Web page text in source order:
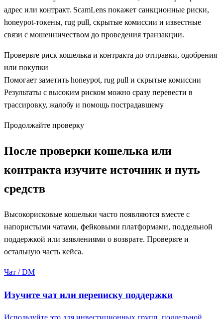
адрес или контракт. ScamLens покажет санкционные риски,
honeypot-токены, rug pull, скрытые комиссии и известные
связи с мошенничеством до проведения транзакции.
Проверьте риск кошелька и контракта до отправки, одобрения
или покупки
Помогает заметить honeypot, rug pull и скрытые комиссии
Результаты с высоким риском можно сразу перевести в
трассировку, жалобу и помощь пострадавшему
Продолжайте проверку
После проверки кошелька или
контракта изучите источник и путь
средств
Высокорисковые кошельки часто появляются вместе с
напористыми чатами, фейковыми платформами, поддельной
поддержкой или заявлениями о возврате. Проверьте и
остальную часть кейса.
Чат / DM
Изучите чат или переписку поддержки